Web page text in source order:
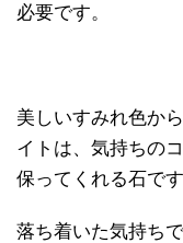
必要です。
美しいすみれ色か
イトは、気持ちの
保ってくれる石です
落ち着いた気持ち